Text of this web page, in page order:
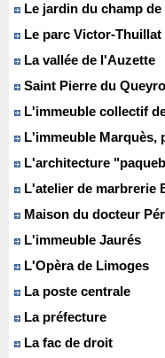
Le jardin du champ
Le parc Victor-Thuillat
La vallée de l'Auzette
Saint Pierre du
L'immeuble collectif
L'immeuble Marquès,
L'architecture
L'atelier de marbrerie
Maison du docteur
L'immeuble Jaurés
L'Opèra de Limoges
La poste centrale
La préfecture
La fac de droit